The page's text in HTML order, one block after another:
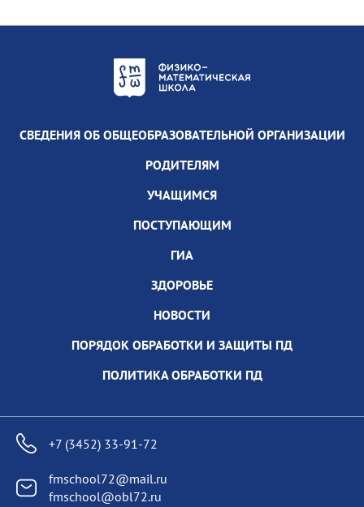
СВЕДЕНИЯ ОБ ОБЩЕОБРАЗОВАТЕЛЬНОЙ ОРГАНИЗАЦИИ
РОДИТЕЛЯМ
УЧАЩИМСЯ
ПОСТУПАЮЩИМ
ГИА
ЗДОРОВЬЕ
НОВОСТИ
ПОРЯДОК ОБРАБОТКИ И ЗАЩИТЫ ПД
ПОЛИТИКА ОБРАБОТКИ ПД
+7 (3452) 33-91-72
fmschool72@mail.ru
fmschool@obl72.ru